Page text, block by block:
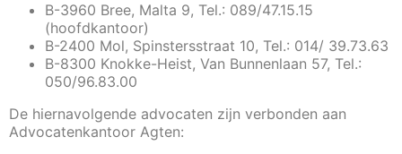
B-3960 Bree, Malta 9, Tel.: 089/47.15.15
(hoofdkantoor)
B-2400 Mol, Spinstersstraat 10, Tel.: 014/ 39.73.63
B-8300 Knokke-Heist, Van Bunnenlaan 57, Tel.:
050/96.83.00
De hiernavolgende advocaten zijn verbonden aan
Advocatenkantoor Agten: